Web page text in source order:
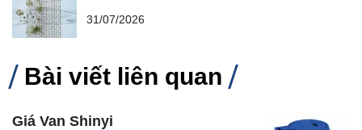
31/07/2026
Bài viết liên quan
Giá Van Shinyi